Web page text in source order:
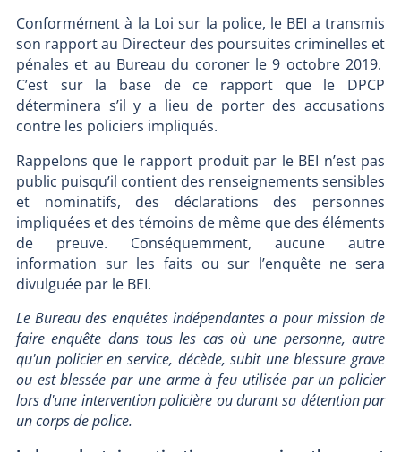
Conformément à la Loi sur la police, le BEI a transmis
son rapport au Directeur des poursuites criminelles et
pénales et au Bureau du coroner le 9 octobre 2019.
C’est sur la base de ce rapport que le DPCP
déterminera s’il y a lieu de porter des accusations
contre les policiers impliqués.
Rappelons que le rapport produit par le BEI n’est pas
public puisqu’il contient des renseignements sensibles
et nominatifs, des déclarations des personnes
impliquées et des témoins de même que des éléments
de preuve. Conséquemment, aucune autre
information sur les faits ou sur l’enquête ne sera
divulguée par le BEI.
Le Bureau des enquêtes indépendantes a pour mission de
faire enquête dans tous les cas où une personne, autre
qu'un policier en service, décède, subit une blessure grave
ou est blessée par une arme à feu utilisée par un policier
lors d'une intervention policière ou durant sa détention par
un corps de police.